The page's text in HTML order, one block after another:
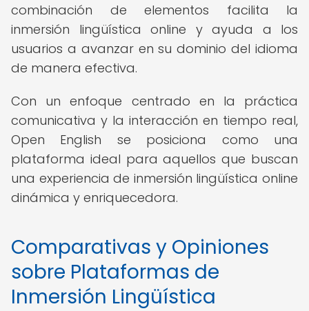
combinación de elementos facilita la
inmersión lingüística online y ayuda a los
usuarios a avanzar en su dominio del idioma
de manera efectiva.
Con un enfoque centrado en la práctica
comunicativa y la interacción en tiempo real,
Open English se posiciona como una
plataforma ideal para aquellos que buscan
una experiencia de inmersión lingüística online
dinámica y enriquecedora.
Comparativas y Opiniones
sobre Plataformas de
Inmersión Lingüística